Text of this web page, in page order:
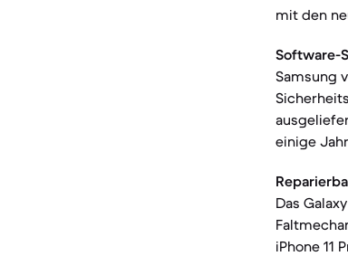
mit den
Software-
Samsung
einige
Das
iPhone 11